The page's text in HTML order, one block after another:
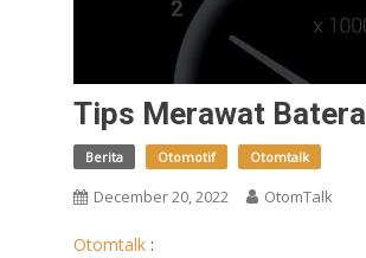
Tips Merawat
Berita Otomotif Otomtalk
December 20, 2022 OtomTalk
Otomtalk :